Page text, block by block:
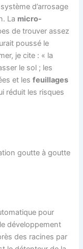
d’arrosage
La micro-
de trouver assez
poussé le
je cite : « la
le sol ; les
et lesfeuillages
réduit les risques
goutte à goutte
pour
développement
des racines par